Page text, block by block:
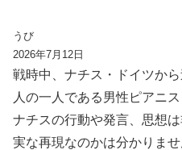
うび
2026年7月12日
戦時中、ナチス・ドイツか
人の一人である男性ピアニ
ナチスの行動や発言、思想
実な再現なのかは分かりま